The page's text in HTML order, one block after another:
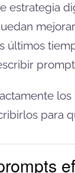
estrategia
últimos
para